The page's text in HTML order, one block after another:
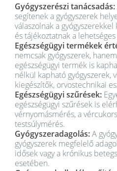
Gyógyszerészi tanácsadás:
segítenek a gyógyszerek
válaszolnak a
és tájékoztatnak a
Egészségügyi termékek
nemcsak gyógyszerek,
egészségügyi termék is
nélkül kapható gyógyszerek,
kiegészítők, orvostechnikai
Egészségügyi szűrések:
egészségügyi szűrések is
vérnyomásmérés, a
testsúlymérés.
Gyógyszeradagolás:A
gyógyszerek megfelelő
idősek vagy a krónikus
esetében.